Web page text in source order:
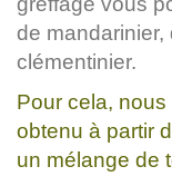
de mandarinier,
clémentinier.
Pour cela,
obtenu à partir
un mélange de